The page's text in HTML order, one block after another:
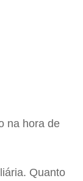
na hora de
Quanto